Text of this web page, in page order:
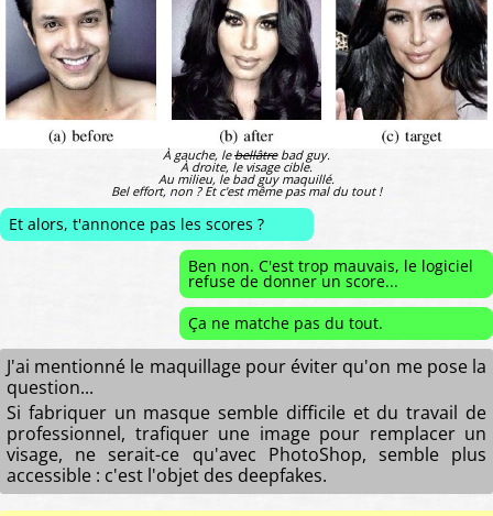
À gauche, lebellâtrebad guy.
À droite, le visage cible.
Au milieu, le bad guy maquillé.
Bel effort, non ? Et c'est même pas mal du tout !
Et alors, t'annonce pas les scores ?
Ben non. C'est trop mauvais, le logiciel
refuse de donner un score...
Ça ne matche pas du tout.
J'ai mentionné le maquillage pour éviter qu'on me pose la
question...
Si fabriquer un masque semble difficile et du travail de
professionnel, trafiquer une image pour remplacer un
visage, ne serait-ce qu'avec PhotoShop, semble plus
accessible : c'est l'objet des deepfakes.